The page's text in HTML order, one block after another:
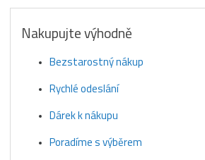
Nakupujte výhodně
Bezstarostný nákup
Rychlé odeslání
Dárek k nákupu
Poradíme s výběrem